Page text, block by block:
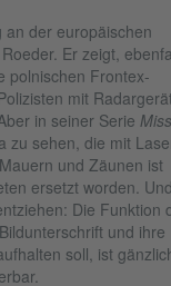
an der europäischen
Er zeigt,
polnischen Frontex-
mit
in seiner Serie
zu sehen, die mit
und Zäunen ist
ersetzt worden. Und
Die Funktion
und ihre
soll, ist